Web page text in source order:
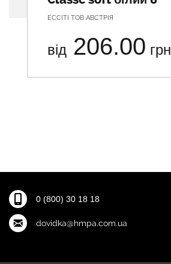
ЕССІТІ ТОВ АВСТРІЯ
від 206.00 грн
0 (800) 30 18 18
dovidka@hmpa.com.ua